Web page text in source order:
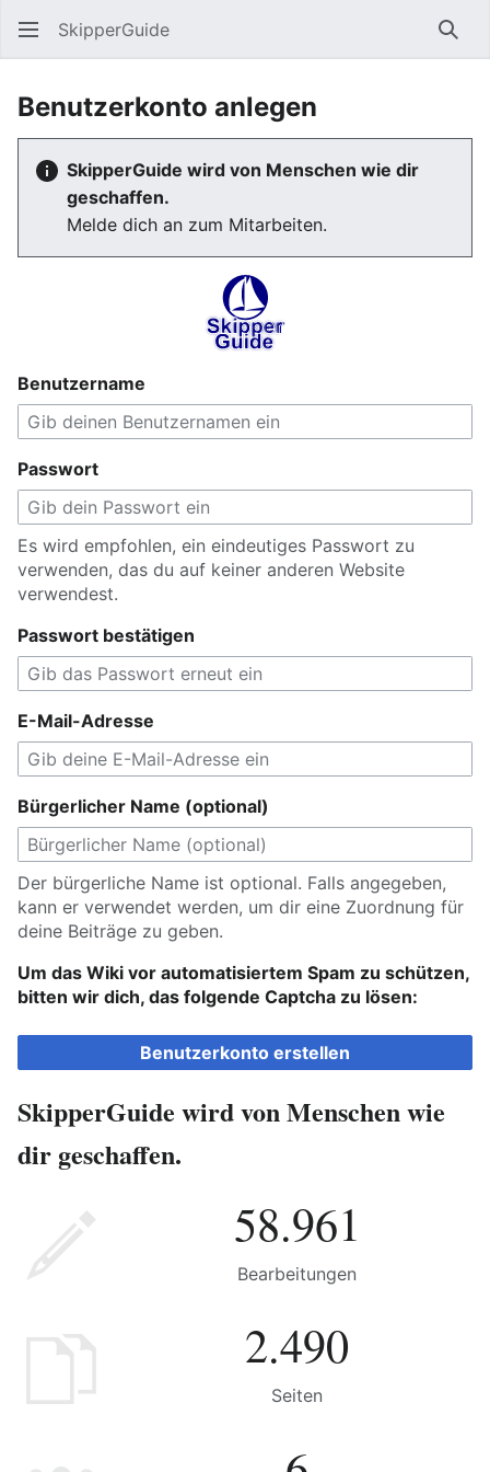
SkipperGuide
Benutzerkonto anlegen
SkipperGuide wird von Menschen wie dir
geschaffen.
Melde dich an zum Mitarbeiten.
Benutzername
Passwort
Es wird empfohlen, ein eindeutiges Passwort zu
verwenden, das du auf keiner anderen Website
verwendest.
Passwort bestätigen
E-Mail-Adresse
Bürgerlicher Name (optional)
Der bürgerliche Name ist optional. Falls angegeben,
kann er verwendet werden, um dir eine Zuordnung für
deine Beiträge zu geben.
Um das Wiki vor automatisiertem Spam zu schützen,
bitten wir dich, das folgende Captcha zu lösen:
Benutzerkonto erstellen
SkipperGuide wird von Menschen wie
dir geschaffen.
58.961
Bearbeitungen
2.490
Seiten